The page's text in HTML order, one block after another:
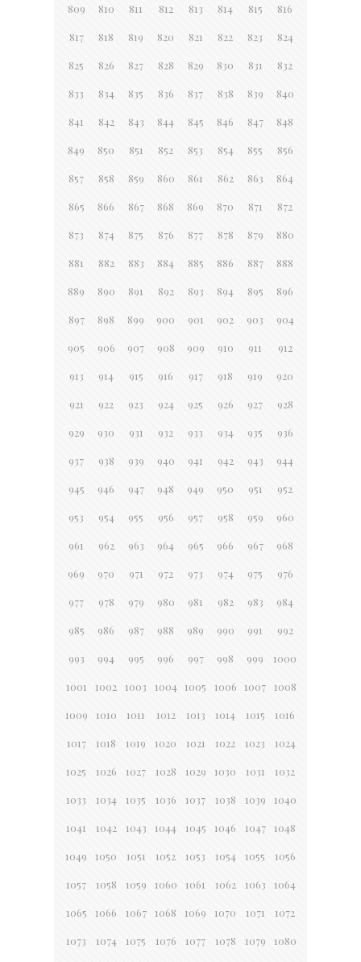
809 810 811 812 813 814 815 816
817 818 819 820 821 822 823 824
825 826 827 828 829 830 831 832
833 834 835 836 837 838 839 840
841 842 843 844 845 846 847 848
849 850 851 852 853 854 855 856
857 858 859 860 861 862 863 864
865 866 867 868 869 870 871 872
873 874 875 876 877 878 879 880
881 882 883 884 885 886 887 888
889 890 891 892 893 894 895 896
897 898 899 900 901 902 903 904
905 906 907 908 909 910 911 912
913 914 915 916 917 918 919 920
921 922 923 924 925 926 927 928
929 930 931 932 933 934 935 936
937 938 939 940 941 942 943 944
945 946 947 948 949 950 951 952
953 954 955 956 957 958 959 960
961 962 963 964 965 966 967 968
969 970 971 972 973 974 975 976
977 978 979 980 981 982 983 984
985 986 987 988 989 990 991 992
993 994 995 996 997 998 999 1000
1001 1002 1003 1004 1005 1006 1007 1008
1009 1010 1011 1012 1013 1014 1015 1016
1017 1018 1019 1020 1021 1022 1023 1024
1025 1026 1027 1028 1029 1030 1031 1032
1033 1034 1035 1036 1037 1038 1039 1040
1041 1042 1043 1044 1045 1046 1047 1048
1049 1050 1051 1052 1053 1054 1055 1056
1057 1058 1059 1060 1061 1062 1063 1064
1065 1066 1067 1068 1069 1070 1071 1072
1073 1074 1075 1076 1077 1078 1079 1080